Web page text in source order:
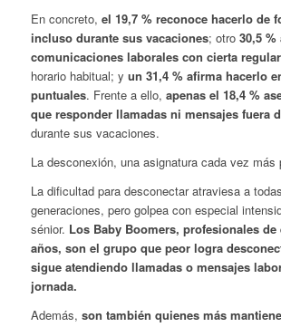
En concreto, el 19,7 % reconoce hacerlo de
incluso durante sus vacaciones; otro 30,5
comunicaciones laborales con cierta
horario habitual; y un 31,4 % afirma hacerlo
puntuales. Frente a ello, apenas el 18,4 %
que responder llamadas ni mensajes fuera
durante sus vacaciones.
La desconexión, una asignatura cada vez más
La dificultad para desconectar atraviesa a
generaciones, pero golpea con especial
sénior. Los Baby Boomers, profesionales de
años, son el grupo que peor logra
sigue atendiendo llamadas o mensajes
jornada.
Además, son también quienes más